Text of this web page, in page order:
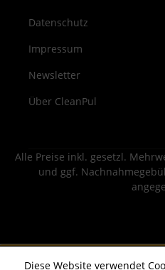
Datenschutz
Impressum
Newsletter
Über CleanPul
Alle Preise inkl. gesetzl.
und ggf.
Diese Website verwendet